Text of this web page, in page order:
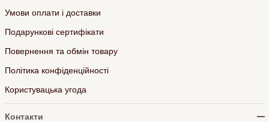
Умови оплати і доставки
Подарункові сертифікати
Повернення та обмін товару
Політика конфіденційності
Користувацька угода
Контакти